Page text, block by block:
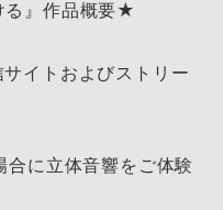
る』作品概要★
イトおよびストリー
に立体音響をご体験